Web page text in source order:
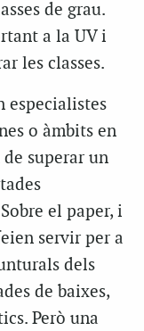
de grau.
a la UV i
les classes.
especialistes
o àmbits en
superar un
el paper, i
servir per a
dels
de baixes,
Però una